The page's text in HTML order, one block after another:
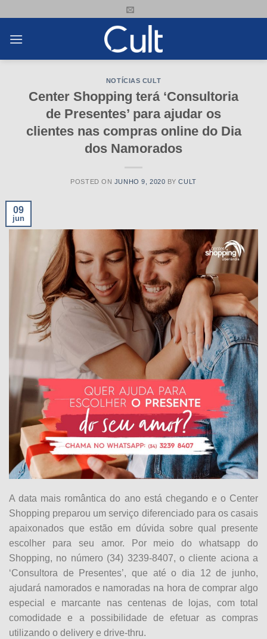
content
NOTÍCIAS CULT
Center Shopping terá ‘Consultoria
de Presentes’ para ajudar os
clientes nas compras online do Dia
dos Namorados
POSTED ON JUNHO 9, 2020 BYCULT
09
jun
A data mais romântica do ano está chegando e o Center
Shopping preparou um serviço diferenciado para os casais
apaixonados que estão em dúvida sobre qual presente
escolher para seu amor. Por meio do whatsapp do
Shopping, no número (34) 3239-8407, o cliente aciona a
‘Consultora de Presentes’, que até o dia 12 de junho,
ajudará namorados e namoradas na hora de comprar algo
especial e marcante nas centenas de lojas, com total
comodidade e a possibilidade de efetuar as compras
utilizando o delivery e drive-thru.